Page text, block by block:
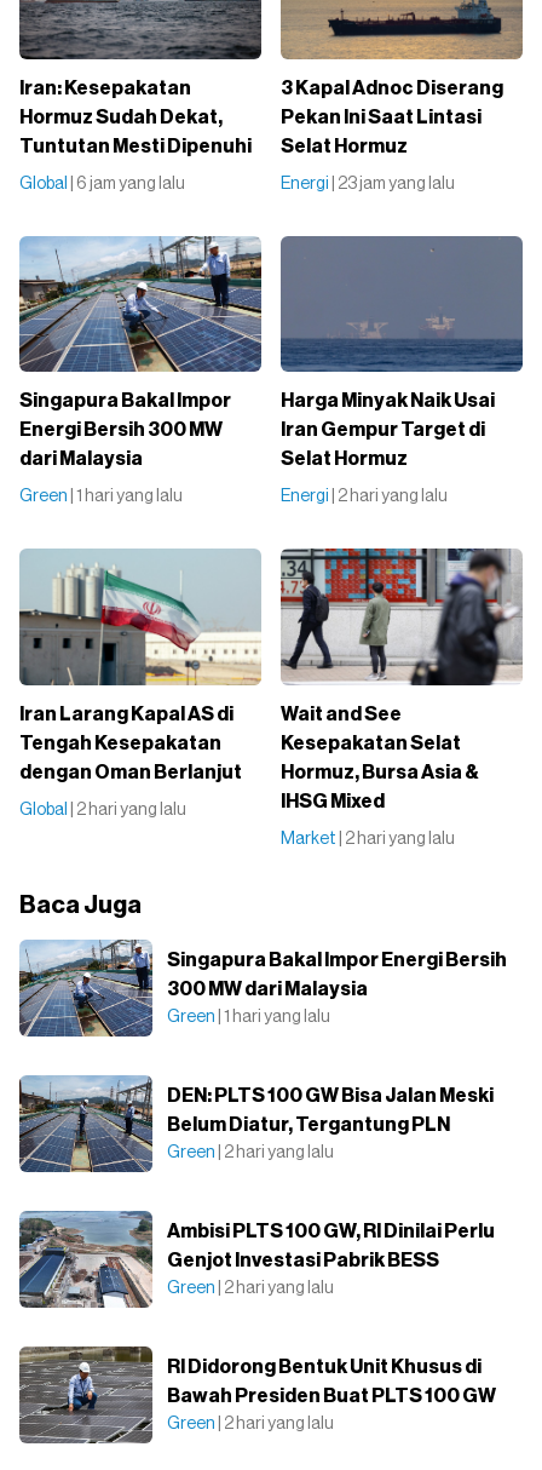
Iran: Kesepakatan
Hormuz Sudah Dekat,
Tuntutan Mesti Dipenuhi
Global | 6 jam yang lalu
3 Kapal Adnoc Diserang
Pekan Ini Saat Lintasi
Selat Hormuz
Energi | 23 jam yang lalu
Singapura Bakal Impor
Energi Bersih 300 MW
dari Malaysia
Green | 1 hari yang lalu
Harga Minyak Naik Usai
Iran Gempur Target di
Selat Hormuz
Energi | 2 hari yang lalu
Iran Larang Kapal AS di
Tengah Kesepakatan
dengan Oman Berlanjut
Global | 2 hari yang lalu
Wait and See
Kesepakatan Selat
Hormuz, Bursa Asia &
IHSG Mixed
Market | 2 hari yang lalu
Baca Juga
Singapura Bakal Impor Energi Bersih
300 MW dari Malaysia
Green | 1 hari yang lalu
DEN: PLTS 100 GW Bisa Jalan Meski
Belum Diatur, Tergantung PLN
Green | 2 hari yang lalu
Ambisi PLTS 100 GW, RI Dinilai Perlu
Genjot Investasi Pabrik BESS
Green | 2 hari yang lalu
RI Didorong Bentuk Unit Khusus di
Bawah Presiden Buat PLTS 100 GW
Green | 2 hari yang lalu